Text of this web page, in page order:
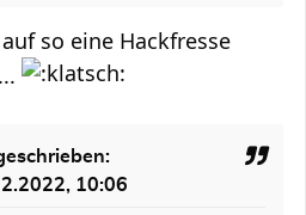
so eine Hackfresse
10:06